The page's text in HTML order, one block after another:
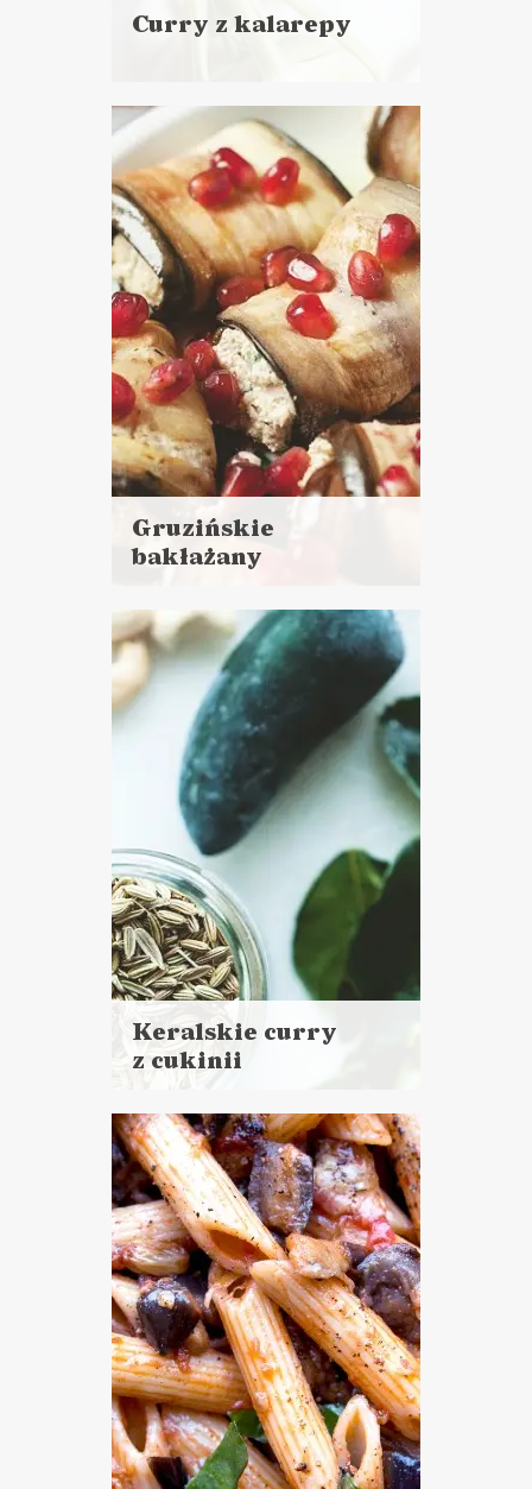
Curry z kalarepy
więcej
Czas przygotowania:
do 30 minut
DANIA GŁÓWNE
LUNCHE DO PRACY
Gruzińskie
bakłażany
więcej
Czas przygotowania:
do 45 minut
PRZYSTAWKI
SYLWESTER ?
Keralskie curry
z cukinii
więcej
Czas przygotowania:
do 30 minut
DANIA GŁÓWNE
LUNCHE DO PRACY